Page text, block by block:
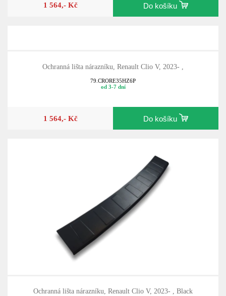
1 564,- Kč Do košíku
Ochranná lišta nárazníku, Renault Clio V, 2023- ,
79.CRORE35HZ6P
od 3-7 dní
1 564,- Kč Do košíku
Ochranná lišta nárazníku, Renault Clio V, 2023- , Black